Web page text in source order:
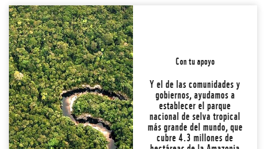
Con tu apoyo
Y el de las comunidades y
gobiernos, ayudamos a
establecer el parque
nacional de selva tropical
más grande del mundo, que
cubre 4.3 millones de
Alrededor del mundo,
seguimos perdiendo 10
millones de hectáreas de
bosque cada año.
¡Juntos podemos hacer un
cambio!